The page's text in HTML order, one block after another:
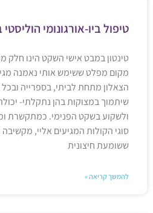
טיפול ביו-אורגונומי
טינטון במבט אישי השקט הינו
מקום מפלט ששימש אותי נאמנה
הצאלון מתחת לביתי, בספרייה
שיתמוך במצוקות בהן נתקלתי-
ולשקוע בשקט הפנימי. כמתקשרת
סוגי הקולות המגיעים אליי,
ששומעת חיצונית
להמשך קריאה »